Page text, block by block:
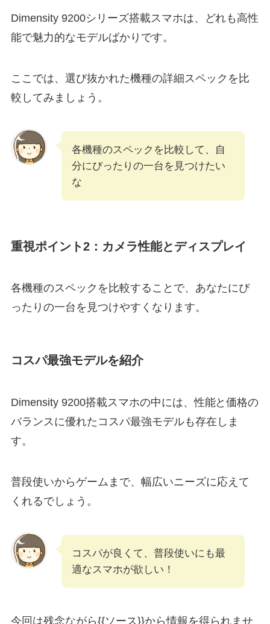
Dimensity 9200シリーズ搭載スマホは、どれも高性
能で魅力的なモデルばかりです。
ここでは、選び抜かれた機種の詳細スペックを比
較してみましょう。
各機種のスペックを比較して、自
分にぴったりの一台を見つけたい
な
重視ポイント2：カメラ性能とディスプレイ
各機種のスペックを比較することで、あなたにぴ
ったりの一台を見つけやすくなります。
コスパ最強モデルを紹介
Dimensity 9200搭載スマホの中には、性能と価格の
バランスに優れたコスパ最強モデルも存在しま
す。
普段使いからゲームまで、幅広いニーズに応えて
くれるでしょう。
コスパが良くて、普段使いにも最
適なスマホが欲しい！
今回は残念ながら{{ソース}}から情報を得られませ